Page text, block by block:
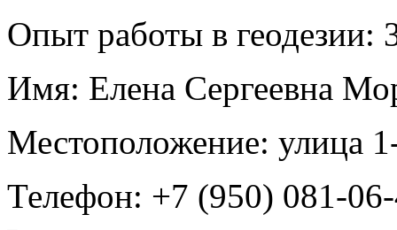
Опыт работы в геодезии:
Имя: Елена Сергеевна
Местоположение: улица
Телефон: +7 (950) 081-